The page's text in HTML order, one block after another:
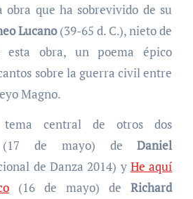
que ha sobrevivido de su
Lucano(39-65 d. C.), nieto de
esta obra, un poema épico
sobre la guerra civil entre
Magno.
central de otros dos
de mayo) deDaniel
de Danza 2014) y He aquí
(16 de mayo) deRichard